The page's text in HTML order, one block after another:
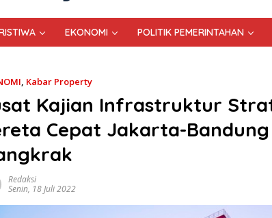
EKONOMI POLITIK PEMERINTAHAN
, Kabar Property
Kajian Infrastruktur
Cepat Jakarta-
Redaksi
Senin, 18 Juli 2022